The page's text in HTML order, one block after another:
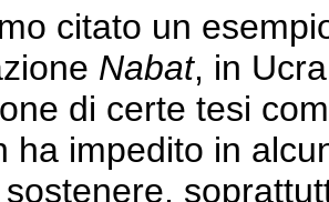
citato un
Nabat, in
di certe tesi
ha impedito in